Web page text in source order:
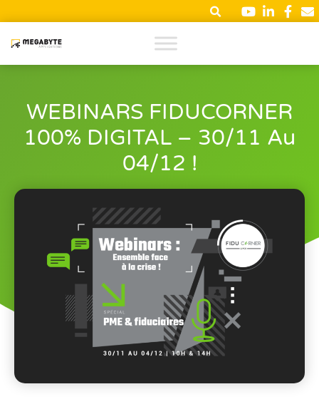
WEBINARS FIDUCORNER
100% DIGITAL – 30/11 Au
04/12 !